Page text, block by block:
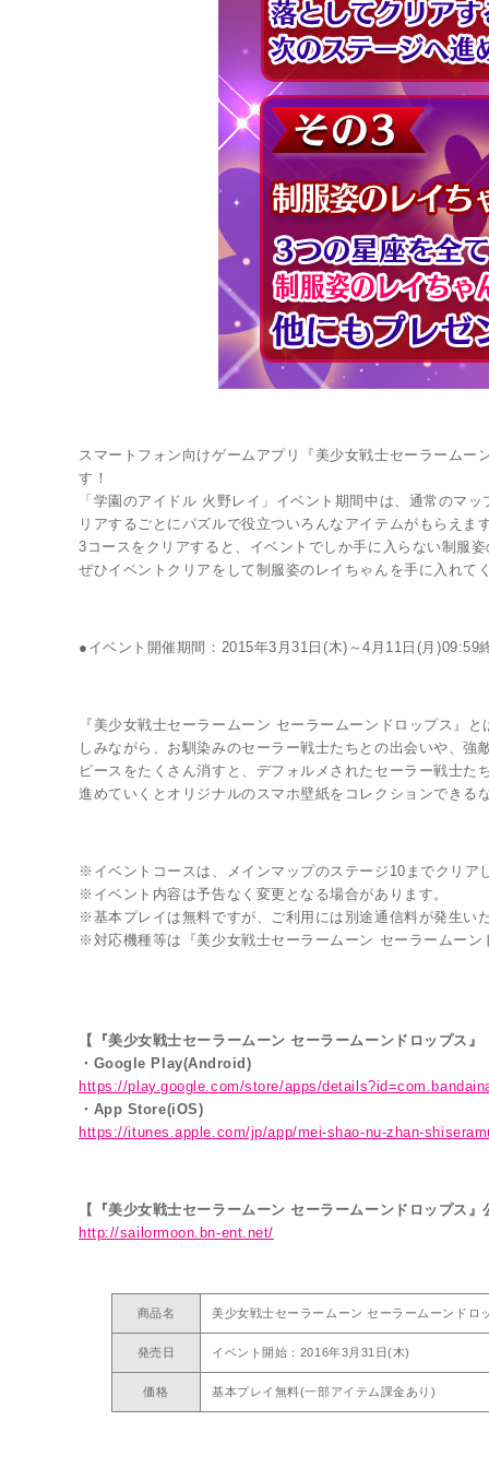
スマートフォン向けゲームアプリ『美少女戦士セーラーム
す！
「学園のアイドル 火野レイ」イベント期間中は、通常のマ
リアするごとにパズルで役立ついろんなアイテムがもらえま
3コースをクリアすると、イベントでしか手に入らない制服
ぜひイベントクリアをして制服姿のレイちゃんを手に入れて
●イベント開催期間：2015年3月31日(木)～4月11日(月)09:59
『美少女戦士セーラームーン セーラームーンドロップス』
しみながら、お馴染みのセーラー戦士たちとの出会いや、
ピースをたくさん消すと、デフォルメされたセーラー戦士
進めていくとオリジナルのスマホ壁紙をコレクションできる
※イベントコースは、メインマップのステージ10までクリア
※イベント内容は予告なく変更となる場合があります。
※基本プレイは無料ですが、ご利用には別途通信料が発生い
※対応機種等は『美少女戦士セーラームーン セーラームー
【『美少女戦士セーラームーン セーラームーンドロップス
・Google Play(Android)
https://play.google.com/store/apps/
・App Store(iOS)
https://itunes.apple.com/jp/app/mei-shao-nu-zhan-
【『美少女戦士セーラームーン セーラームーンドロップス』
http://sailormoon.bn-ent.net/
商品名 美少女戦士セーラームーン セーラームーンドロ
発売日 イベント開始：2016年3月31日(木)
価格 基本プレイ無料(一部アイテム課金あり)